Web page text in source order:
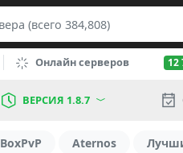
Онлайн серверов 12
ВЕРСИЯ 1.8.7
BoxPvP Aternos